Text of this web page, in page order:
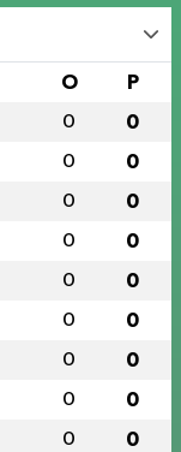
O P
0 0
0 0
0 0
0 0
0 0
0 0
0 0
0 0
0 0